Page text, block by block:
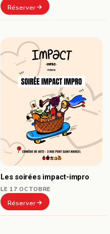
Réserver
Les soirées impact-impro
LE 17 OCTOBRE
Réserver